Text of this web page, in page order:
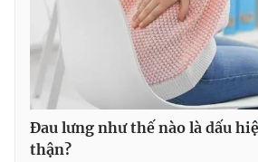
Đau lưng như thế nào là dấu
thận?